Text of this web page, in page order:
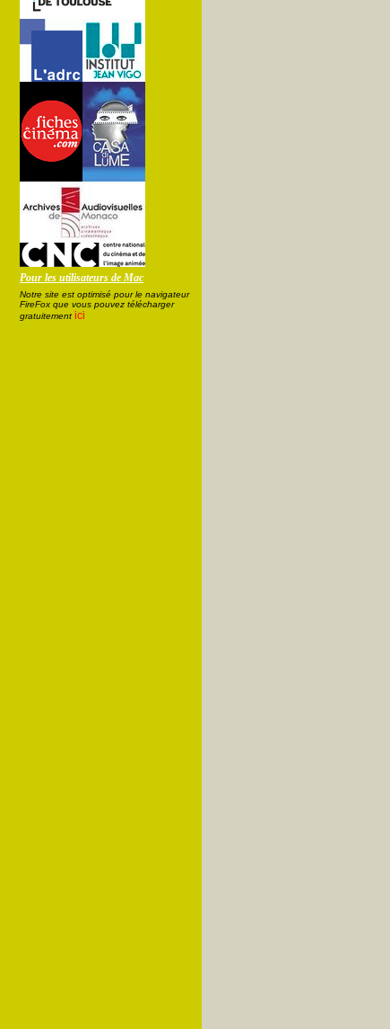
Pour les utilisateurs de Mac
Notre site est optimisé pour le navigateur
FireFox que vous pouvez télécharger
gratuitement ici